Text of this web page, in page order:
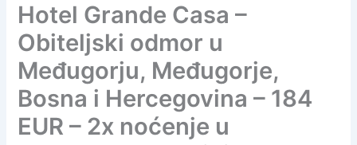
Hotel Grande Casa –
Obiteljski odmor u
Međugorju, Međugorje,
Bosna i Hercegovina – 184
EUR – 2x noćenje u